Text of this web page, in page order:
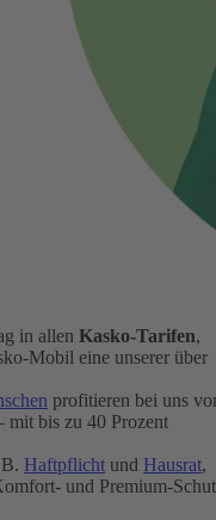
in allen Kasko-Tarifen,
Mobil eine unserer über
profitieren bei uns
mit bis zu 40 Prozent
Haftpflicht und Hausrat,
und Premium-